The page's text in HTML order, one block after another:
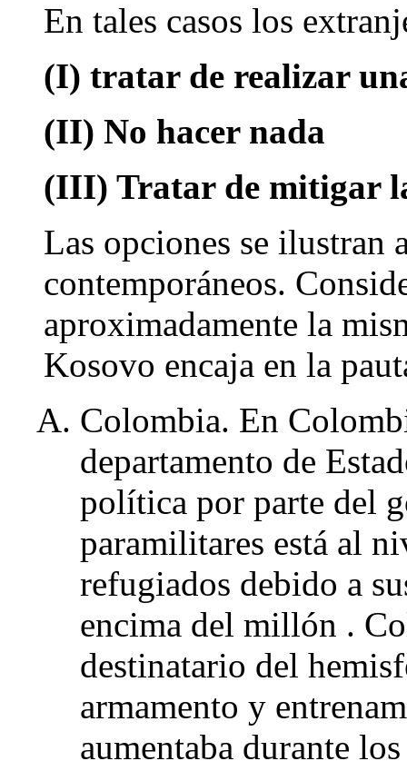
En tales casos los
(I) tratar de realizar
(II) No hacer nada
(III) Tratar de mitigar
Las opciones se ilustran
contemporáneos.
aproximadamente la
Kosovo encaja en la
Colombia. En
departamento de
política por parte del
paramilitares está al
refugiados debido a
encima del millón .
destinatario del
armamento y
aumentaba durante